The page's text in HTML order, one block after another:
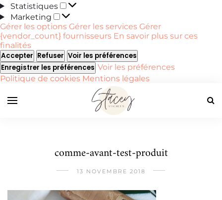
Statistiques
Statistiques
Marketing
Marketing
Gérer les options Gérer les services Gérer
{vendor_count} fournisseurs En savoir plus sur ces
finalités
Accepter Refuser Voir les préférences
Enregistrer les préférences Voir les préférences
Politique de cookies Mentions légales
comme-avant-test-produit
13 NOVEMBRE 2018